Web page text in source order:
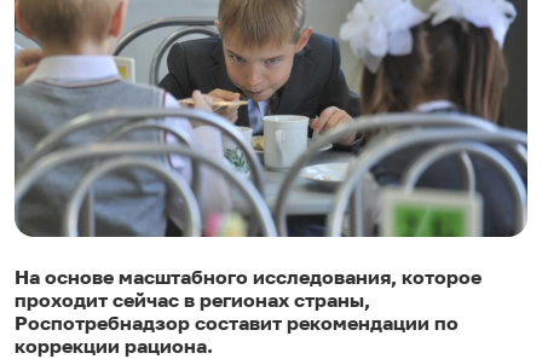
На основе масштабного исследования, которое
проходит сейчас в регионах страны,
Роспотребнадзор составит рекомендации по
коррекции рациона.